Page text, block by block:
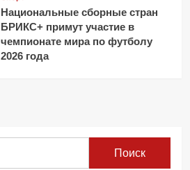
Национальные сборные стран
БРИКС+ примут участие в
чемпионате мира по футболу
2026 года